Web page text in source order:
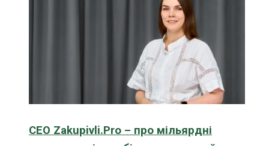
CEO Zakupivli.Pro – про мільярдні